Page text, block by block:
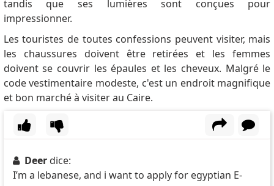
to visit Egypt multiple times within a five-year period,
making travel to the country more convenient and
flexible.
Abadit:
Can I work in Egypt using this visa?
Jay dit:
Do you know how to apply for a 5-year visa? I tried to
purchase one upon arrival at Alexandria International
Airport in Egypt but was informed that I needed to
visit the immigration office.
Where the sudan. You have failed the Sudanese in
their most difficult days
tandis que ses lumières sont conçues pour
impressionner.
Les touristes de toutes confessions peuvent visiter, mais
les chaussures doivent être retirées et les femmes
doivent se couvrir les épaules et les cheveux. Malgré le
code vestimentaire modeste, c'est un endroit magnifique
et bon marché à visiter au Caire.
Deer dice:
I’m a lebanese, and i want to apply for egyptian E-